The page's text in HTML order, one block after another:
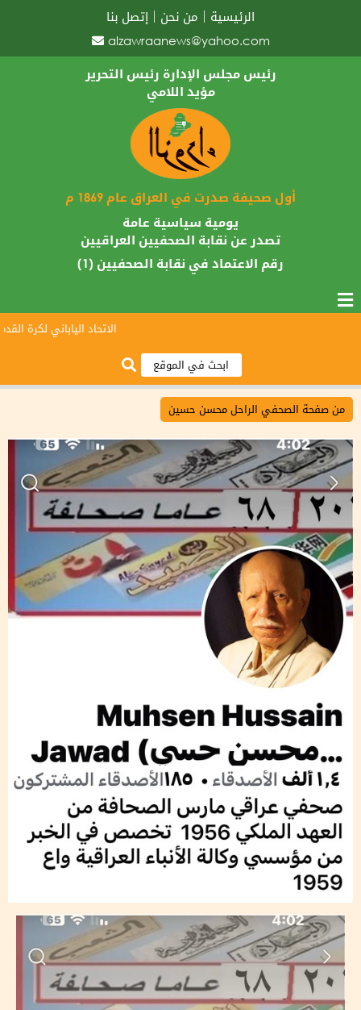
الرئيسية من نحن
إتصل بنا
alzawraanews@yahoo.com
رئيس مجلس الإدارة رئيس التحرير
مؤيد اللامي
أول صحيفة صدرت في العراق عام 1869 م
يومية سياسية عامة
تصدر عن نقابة الصحفيين العراقيين
رقم الاعتماد في نقابة الصحفيين (1)
الاتحاد الياباني لكرة القدم
من صفحة الصحفي الراحل محسن حسين